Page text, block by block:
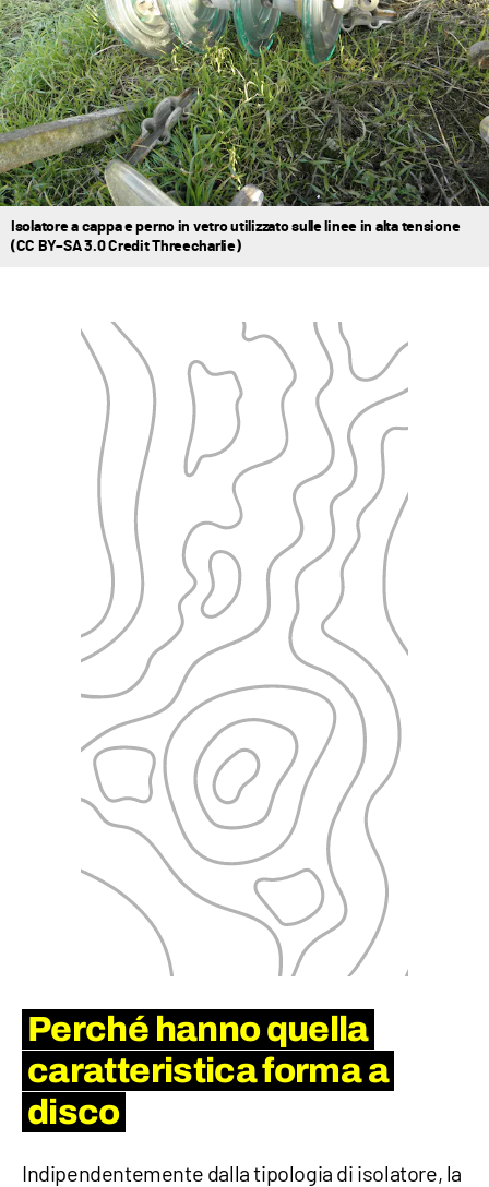
Isolatore a cappa e perno in vetro utilizzato sulle linee in alta tensione
(CC BY–SA 3.0 Credit Threecharlie)
Perché hanno quella
caratteristica forma a
disco
Indipendentemente dalla tipologia di isolatore, la